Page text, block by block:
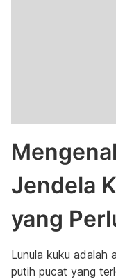
Jendela
yang
Lunula kuku adalah
putih pucat yang